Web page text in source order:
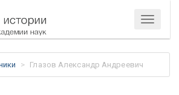
Меню
Глазов Александр Андреевич